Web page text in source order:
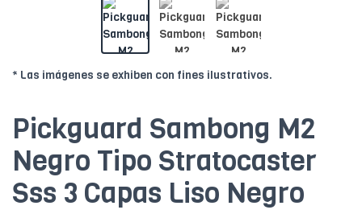
* Las imágenes se exhiben con fines ilustrativos.
Pickguard Sambong M2
Negro Tipo Stratocaster
Sss 3 Capas Liso Negro